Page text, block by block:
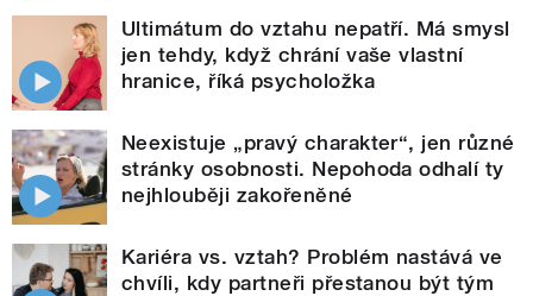
Ultimátum do vztahu nepatří. Má smysl
jen tehdy, když chrání vaše vlastní
hranice, říká psycholožka
Neexistuje „pravý charakter“, jen různé
stránky osobnosti. Nepohoda odhalí ty
nejhlouběji zakořeněné
Kariéra vs. vztah? Problém nastává ve
chvíli, kdy partneři přestanou být tým